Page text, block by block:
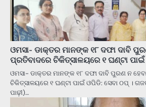
ଓମସା- ଡାକ୍ତର ମାନଙ୍କ ୧୮ ଦଫା ଦାବି
ପ୍ରତିବାଦରେ ଚିକିତ୍ସାଳୟରେ ୧ ଘଣ୍ଟା ପାଇଁ
ଓମସା- ଡାକ୍ତର ମାନଙ୍କ ୧୮ ଦଫା ଦାବି ପୁରଣ ନ
ଚିକିତ୍ସାଳୟରେ ୧ ଘଣ୍ଟା ପାଇଁ ଓପିଡି: ସେବା ଠପ୍ ।
ପାଢ଼ୀ)…